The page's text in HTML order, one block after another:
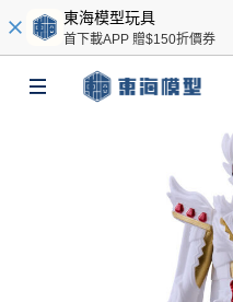
東海模型玩具
首下載APP 贈$150折價券